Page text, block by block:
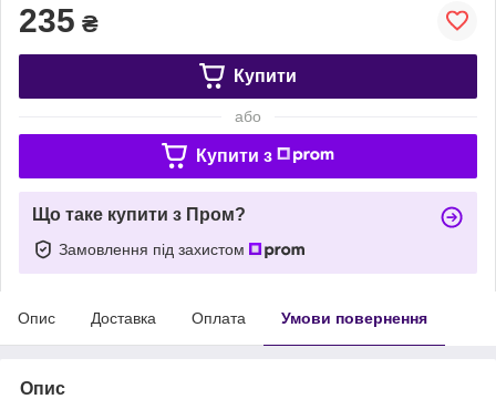
235 ₴
Купити
або
Купити з
Що таке купити з Пром?
Замовлення під захистом
Опис Доставка Оплата Умови повернення
Опис